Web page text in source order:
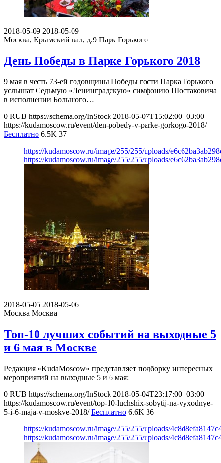
2018-05-09 2018-05-09
Москва, Крымский вал, д.9 Парк Горького
День Победы в Парке Горького 2018
9 мая в честь 73-ей годовщины Победы гости Парка Горького
услышат Седьмую «Ленинградскую» симфонию Шостаковича
в исполнении Большого…
0 RUB https://schema.org/InStock 2018-05-07T15:02:00+03:00
https://kudamoscow.ru/event/den-pobedy-v-parke-gorkogo-2018/
Бесплатно 6.5K 37
https://kudamoscow.ru/image/255/255/uploads/
https://kudamoscow.ru/image/255/255/uploads/
2018-05-05 2018-05-06
Москва Москва
Топ-10 лучших событий на выходные 5
и 6 мая в Москве
Редакция «KudaMoscow» представляет подборку интересных
мероприятий на выходные 5 и 6 мая:
0 RUB https://schema.org/InStock 2018-05-04T23:17:00+03:00
https://kudamoscow.ru/event/top-10-luchshix-sobytij-na-vyxodnye-
5-i-6-maja-v-moskve-2018/ Бесплатно 6.6K 36
https://kudamoscow.ru/image/255/255/uploads/
https://kudamoscow.ru/image/255/255/uploads/